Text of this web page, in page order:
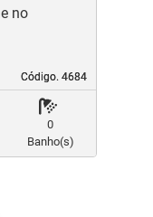
Código. 4684
Código. 4684
no
0
Banho(s)